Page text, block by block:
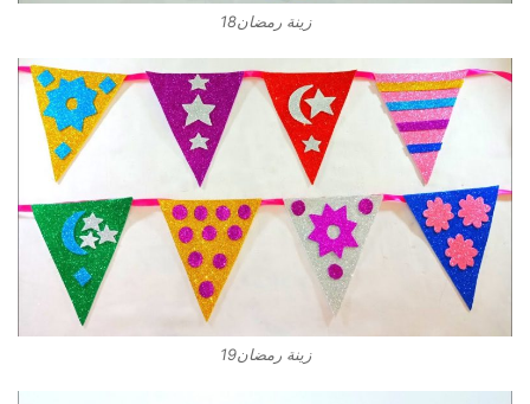
زينة رمضان18
زينة رمضان19